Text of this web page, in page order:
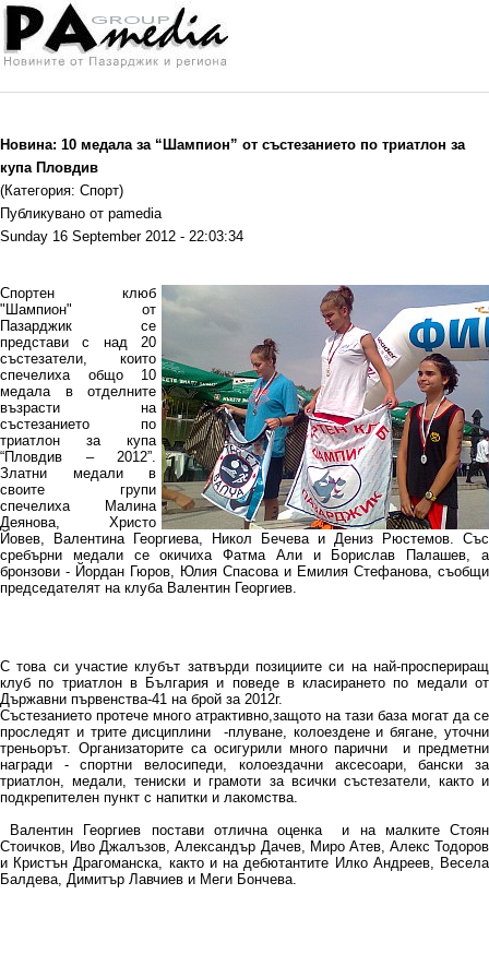
Новина: 10 медала за “Шампион” от състезанието по триатлон за
купа Пловдив
(Категория: Спорт)
Публикувано от pamedia
Sunday 16 September 2012 - 22:03:34
Спортен клюб
"Шампион" от
Пазарджик се
представи с над 20
състезатели, които
спечелиха общо 10
медала в отделните
възрасти на
състезанието по
триатлон за купа
“Пловдив – 2012”.
Златни медали в
своите групи
спечелиха Малина
Деянова, Христо
Йовев, Валентина Георгиева, Никол Бечева и Дениз Рюстемов. Със
сребърни медали се окичиха Фатма Али и Борислав Палашев, а
бронзови - Йордан Гюров, Юлия Спасова и Емилия Стефанова, съобщи
председателят на клуба Валентин Георгиев.
С това си участие клубът затвърди позициите си на най-проспериращ
клуб по триатлон в България и поведе в класирането по медали от
Държавни първенства-41 на брой за 2012г.
Състезанието протече много атрактивно,защото на тази база могат да се
проследят и трите дисциплини -плуване, колоездене и бягане, уточни
треньорът. Организаторите са осигурили много парични и предметни
награди - спортни велосипеди, колоездачни аксесоари, бански за
триатлон, медали, тениски и грамоти за всички състезатели, както и
подкрепителен пункт с напитки и лакомства.
Валентин Георгиев постави отлична оценка и на малките Стоян
Стоичков, Иво Джалъзов, Александър Дачев, Миро Атев, Алекс Тодоров
и Кристън Драгоманска, както и на дебютантите Илко Андреев, Весела
Балдева, Димитър Лавчиев и Меги Бончева.